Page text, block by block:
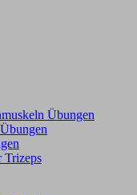
Übungen
Trizeps